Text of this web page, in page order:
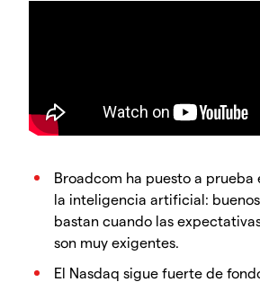
Broadcom ha puesto a prueba
la inteligencia artificial:
bastan cuando las
son muy exigentes.
El Nasdaq sigue fuerte de